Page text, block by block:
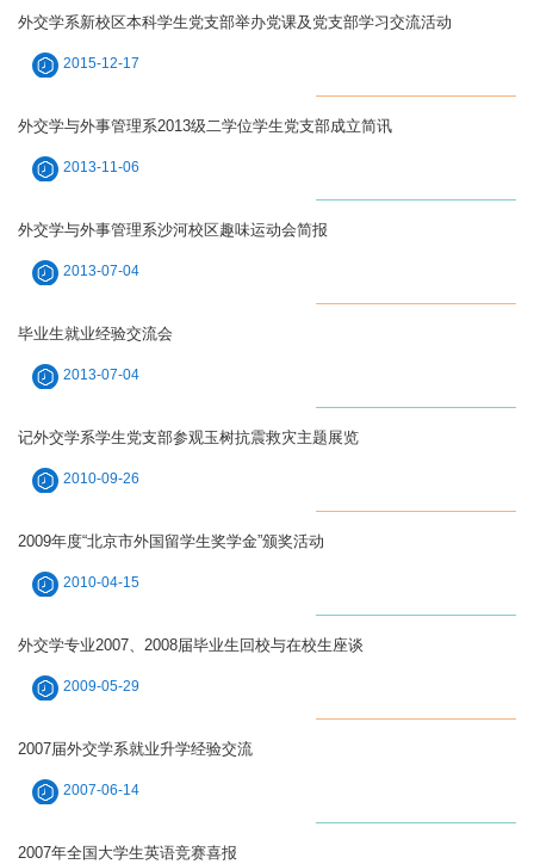
外交学系新校区本科学生党支部举办党课及党支部学习交流活动
2015-12-17
外交学与外事管理系2013级二学位学生党支部成立简讯
2013-11-06
外交学与外事管理系沙河校区趣味运动会简报
2013-07-04
毕业生就业经验交流会
2013-07-04
记外交学系学生党支部参观玉树抗震救灾主题展览
2010-09-26
2009年度“北京市外国留学生奖学金”颁奖活动
2010-04-15
外交学专业2007、2008届毕业生回校与在校生座谈
2009-05-29
2007届外交学系就业升学经验交流
2007-06-14
2007年全国大学生英语竞赛喜报